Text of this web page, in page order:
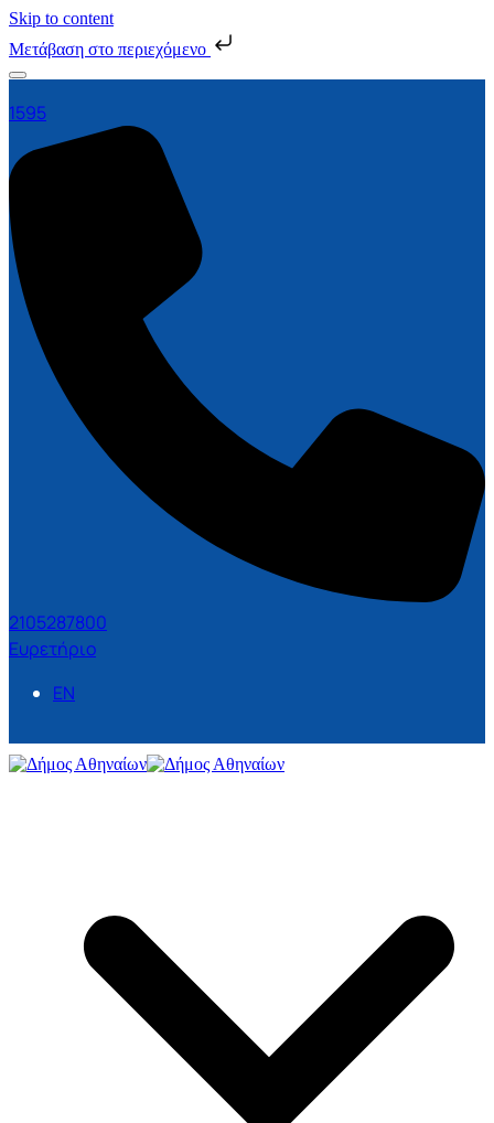
Skip to content
Μετάβαση στο περιεχόμενο
1595
2105287800
Ευρετήριο
EN